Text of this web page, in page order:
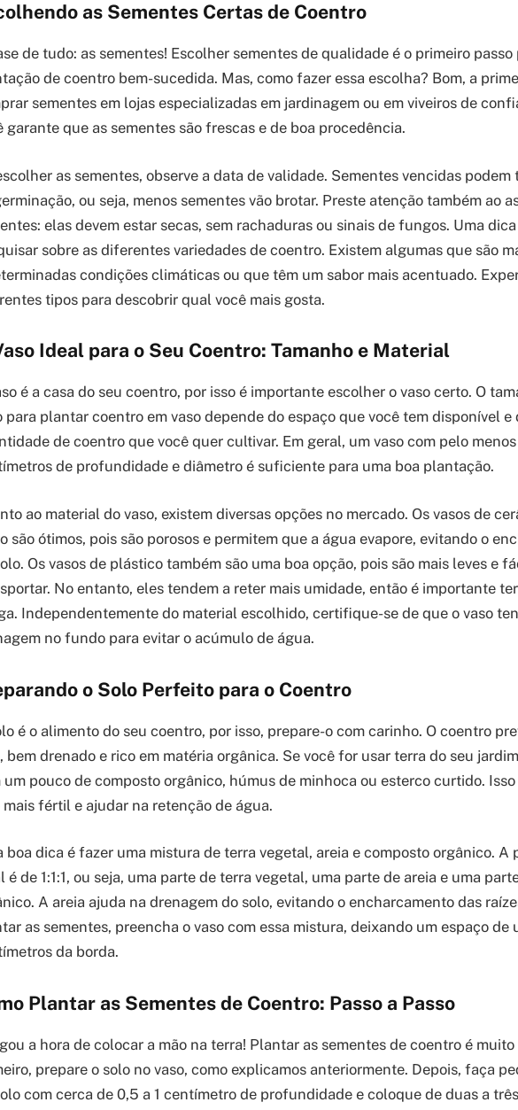
as Sementes Certas de Coentro
de tudo: as sementes! Escolher sementes de qualidade é o primeiro passo
de coentro bem-sucedida. Mas, como fazer essa escolha? Bom, a
sementes em lojas especializadas em jardinagem ou em viveiros de
garante que as sementes são frescas e de boa procedência.
as sementes, observe a data de validade. Sementes vencidas podem
ou seja, menos sementes vão brotar. Preste atenção também ao
elas devem estar secas, sem rachaduras ou sinais de fungos. Uma
sobre as diferentes variedades de coentro. Existem algumas que são
condições climáticas ou que têm um sabor mais acentuado.
tipos para descobrir qual você mais gosta.
Ideal para o Seu Coentro: Tamanho e Material
é a casa do seu coentro, por isso é importante escolher o vaso certo. O
para plantar coentro em vaso depende do espaço que você tem disponível e
de coentro que você quer cultivar. Em geral, um vaso com pelo
de profundidade e diâmetro é suficiente para uma boa plantação.
ao material do vaso, existem diversas opções no mercado. Os vasos de
são ótimos, pois são porosos e permitem que a água evapore, evitando o
Os vasos de plástico também são uma boa opção, pois são mais leves e
No entanto, eles tendem a reter mais umidade, então é importante
Independentemente do material escolhido, certifique-se de que o vaso
no fundo para evitar o acúmulo de água.
o Solo Perfeito para o Coentro
é o alimento do seu coentro, por isso, prepare-o com carinho. O coentro
bem drenado e rico em matéria orgânica. Se você for usar terra do seu
um pouco de composto orgânico, húmus de minhoca ou esterco curtido.
mais fértil e ajudar na retenção de água.
boa dica é fazer uma mistura de terra vegetal, areia e composto orgânico. A
é de 1:1:1, ou seja, uma parte de terra vegetal, uma parte de areia e uma
A areia ajuda na drenagem do solo, evitando o encharcamento das
as sementes, preencha o vaso com essa mistura, deixando um espaço de
da borda.
Plantar as Sementes de Coentro: Passo a Passo
a hora de colocar a mão na terra! Plantar as sementes de coentro é
prepare o solo no vaso, como explicamos anteriormente. Depois, faça
com cerca de 0,5 a 1 centímetro de profundidade e coloque de duas a